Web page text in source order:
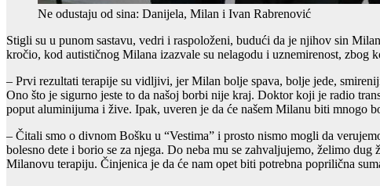
Ne odustaju od sina: Danijela, Milan i Ivan Rabrenović
Stigli su u punom sastavu, vedri i raspoloženi, budući da je njihov sin
kročio, kod autističnog Milana izazvale su nelagodu i uznemirenost, zbog
– Prvi rezultati terapije su vidljivi, jer Milan bolje spava, bolje jede,
Ono što je sigurno jeste to da našoj borbi nije kraj. Doktor koji je radio
poput aluminijuma i žive. Ipak, uveren je da će našem Milanu biti mnogo
– Čitali smo o divnom Bošku u “Vestima” i prosto nismo mogli da
bolesno dete i borio se za njega. Do neba mu se zahvaljujemo, želimo
Milanovu terapiju. Činjenica je da će nam opet biti potrebna poprilična